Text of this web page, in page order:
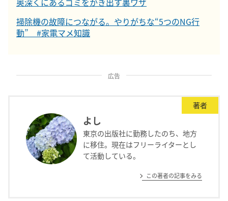
掃除機の故障につながる。やりがちな“5つのNG行
動” #家電マメ知識
広告
著者
よし
東京の出版社に勤務したのち、地方
に移住。現在はフリーライターとし
て活動している。
この著者の記事をみる